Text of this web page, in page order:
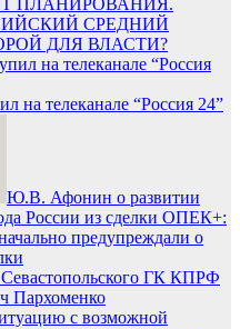
СРЕДНИЙ
ДЛЯ ВЛАСТИ?
на телеканале “Россия 24”
Ю.В. Афонин о развитии
России из сделки ОПЕК+:
предупреждали о